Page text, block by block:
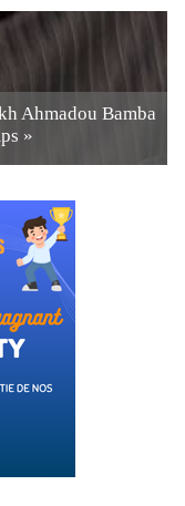
Ahmadou Bamba
»